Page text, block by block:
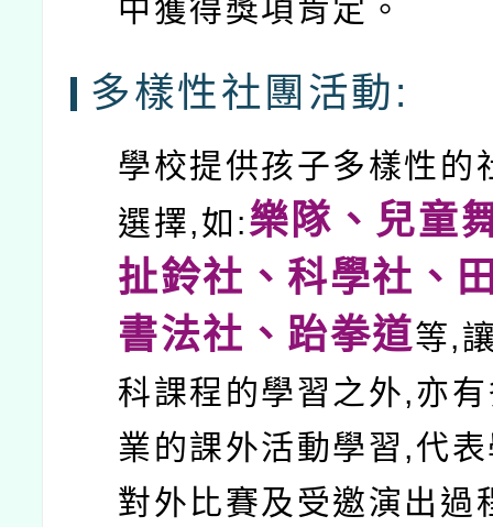
中獲得獎項肯定。
多樣性社團活動:
學校提供孩子多樣性的
選擇,如:樂隊、兒童
扯鈴社、科學社、
書法社、跆拳道等,
科課程的學習之外,亦
業的課外活動學習,代
對外比賽及受邀演出過